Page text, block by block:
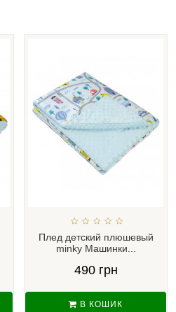
Плед детский плюшевый
minky Машинки...
490 грн
В КОШИК